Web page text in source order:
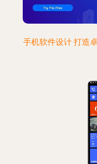
手机软件设计 打造